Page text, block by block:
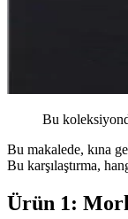
Bu
Bu makalede, kına
Bu karşılaştırma,
Ürün 1: